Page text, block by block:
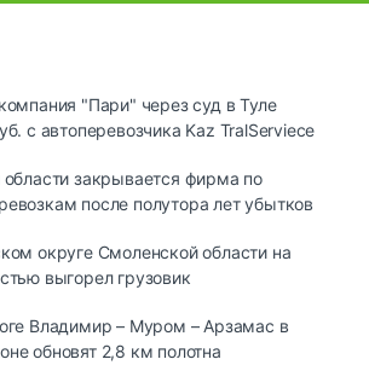
"Пари" через суд в Туле
с автоперевозчика Kaz TralServiece
закрывается фирма по
после полутора лет убытков
округе Смоленской области на
выгорел грузовик
Владимир – Муром – Арзамас в
обновят 2,8 км полотна